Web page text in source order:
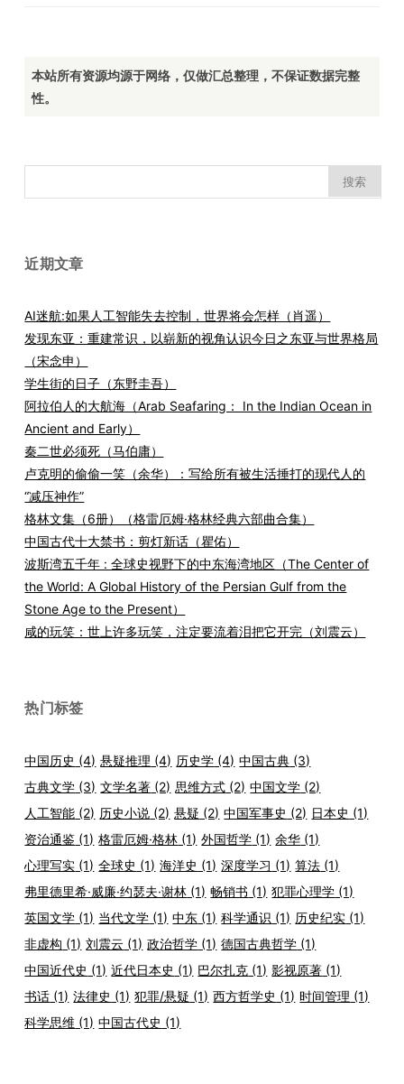
本站所有资源均源于网络，仅做汇总整理，不保证数据完整
性。
索：
近期文章
AI迷航:如果人工智能失去控制，世界将会怎样（肖遥）
发现东亚：重建常识，以崭新的视角认识今日之东亚与世界格局
（宋念申）
学生街的日子（东野圭吾）
阿拉伯人的大航海（Arab Seafaring： In the Indian Ocean in
Ancient and Early）
秦二世必须死（马伯庸）
卢克明的偷偷一笑（余华）：写给所有被生活捶打的现代人的
“减压神作”
格林文集（6册）（格雷厄姆·格林经典六部曲合集）
中国古代十大禁书：剪灯新话（瞿佑）
波斯湾五千年 : 全球史视野下的中东海湾地区（The Center of
the World: A Global History of the Persian Gulf from the
Stone Age to the Present）
咸的玩笑：世上许多玩笑，注定要流着泪把它开完（刘震云）
热门标签
中国历史 (4) 悬疑推理 (4) 历史学 (4) 中国古典 (3)
古典文学 (3) 文学名著 (2) 思维方式 (2) 中国文学 (2)
人工智能 (2) 历史小说 (2) 悬疑 (2) 中国军事史 (2) 日本史 (1)
资治通鉴 (1) 格雷厄姆·格林 (1) 外国哲学 (1) 余华 (1)
心理写实 (1) 全球史 (1) 海洋史 (1) 深度学习 (1) 算法 (1)
弗里德里希·威廉·约瑟夫·谢林 (1) 畅销书 (1) 犯罪心理学 (1)
英国文学 (1) 当代文学 (1) 中东 (1) 科学通识 (1) 历史纪实 (1)
非虚构 (1) 刘震云 (1) 政治哲学 (1) 德国古典哲学 (1)
中国近代史 (1) 近代日本史 (1) 巴尔扎克 (1) 影视原著 (1)
书话 (1) 法律史 (1) 犯罪/悬疑 (1) 西方哲学史 (1) 时间管理 (1)
科学思维 (1) 中国古代史 (1)